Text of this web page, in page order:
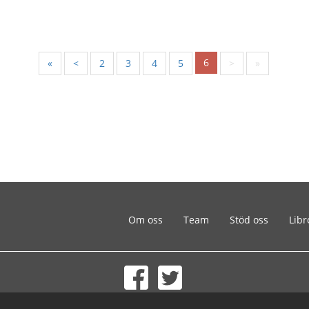
« < 2 3 4 5 6 > »
Om oss Team Stöd oss